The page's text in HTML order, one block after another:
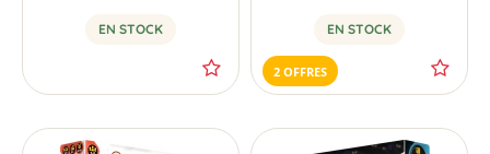
EN STOCK EN STOCK
2 OFFRES